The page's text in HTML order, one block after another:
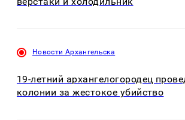
Новости Архангельска
19-летний архангелогородец
колонии за жестокое убийство